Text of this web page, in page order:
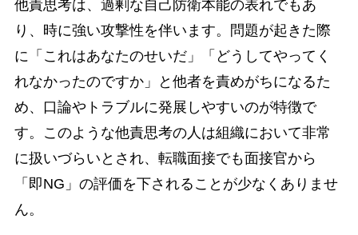
他責思考は、過剰な自己防衛本能の表れでもあ
り、時に強い攻撃性を伴います。問題が起きた際
に「これはあなたのせいだ」「どうしてやってく
れなかったのですか」と他者を責めがちになるた
め、口論やトラブルに発展しやすいのが特徴で
す。このような他責思考の人は組織において非常
に扱いづらいとされ、転職面接でも面接官から
「即NG」の評価を下されることが少なくありませ
ん。